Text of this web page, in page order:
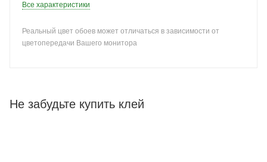
Все характеристики
Реальный цвет обоев может отличаться в зависимости от
цветопередачи Вашего монитора
Не забудьте купить клей